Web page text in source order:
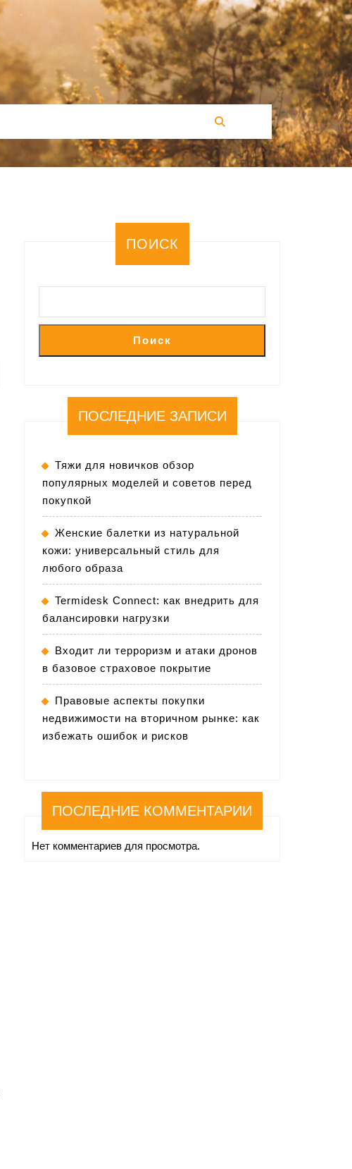
ПОИСК
Поиск
ПОСЛЕДНИЕ ЗАПИСИ
Тяжи для новичков обзор
популярных моделей и советов перед
покупкой
Женские балетки из натуральной
кожи: универсальный стиль для
любого образа
Termidesk Connect: как внедрить для
балансировки нагрузки
Входит ли терроризм и атаки дронов
в базовое страховое покрытие
Правовые аспекты покупки
недвижимости на вторичном рынке: как
избежать ошибок и рисков
ПОСЛЕДНИЕ КОММЕНТАРИИ
Нет комментариев для просмотра.